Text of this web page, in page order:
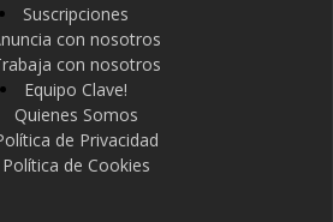
Suscripciones
con nosotros
con nosotros
Equipo Clave!
Quienes Somos
de Privacidad
Política de Cookies